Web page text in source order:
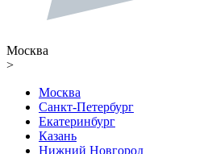
Москва
>
Москва
Санкт-Петербург
Екатеринбург
Казань
Нижний Новгород